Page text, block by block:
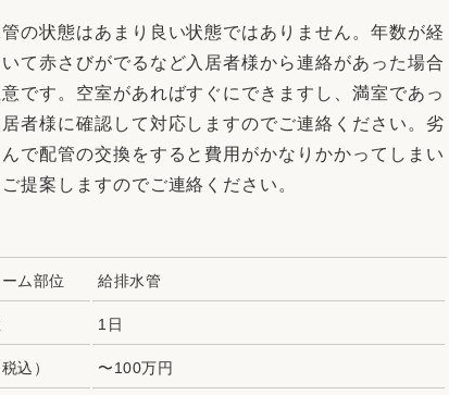
古物件探しから性能向上リフォームをワン
ップ
の状態はあまり良い状態ではありません。年数が経
て赤さびがでるなど入居者様から連絡があった場合
です。空室があればすぐにできますし、満室であっ
者様に確認して対応しますのでご連絡ください。劣
で配管の交換をすると費用がかなりかかってしまい
提案しますのでご連絡ください。
ム部位 給排水管
1日
込） 〜100万円